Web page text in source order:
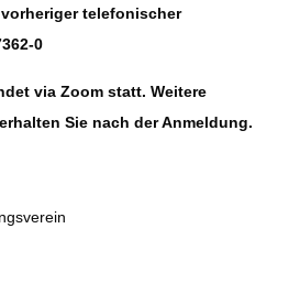
telefonischer
0
via Zoom statt. Weitere
Sie nach der Anmeldung.